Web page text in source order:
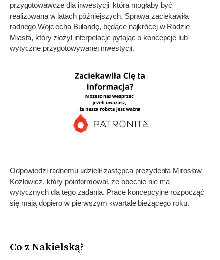
przygotowawcze dla inwestycji, która mogłaby być
realizowana w latach późniejszych. Sprawa zaciekawiła
radnego Wojciecha Bulandę, będące najkrócej w Radzie
Miasta, który złożył interpelacje pytając o koncepcje lub
wytyczne przygotowywanej inwestycji.
Odpowiedzi radnemu udzielił zastępca prezydenta Mirosław
Kozłowicz, który poinformował, że obecnie nie ma
wytycznych dla tego zadania. Prace koncepcyjne rozpocząć
się mają dopiero w pierwszym kwartale bieżącego roku.
Co z Nakielską?